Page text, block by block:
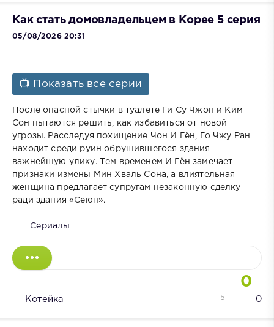
Как стать домовладельцем в Корее 5 серия
05/08/2026 20:31
📺 Показать все серии
После опасной стычки в туалете Ги Су Чжон и Ким
Сон пытаются решить, как избавиться от новой
угрозы. Расследуя похищение Чон И Гён, Го Чжу Ран
находит среди руин обрушившегося здания
важнейшую улику. Тем временем И Гён замечает
признаки измены Мин Хваль Сона, а влиятельная
женщина предлагает супругам незаконную сделку
ради здания «Сеюн».
Сериалы
0
Котейка 0
5